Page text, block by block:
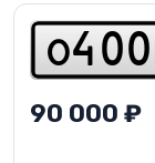
o4 0 0
90 000 ₽